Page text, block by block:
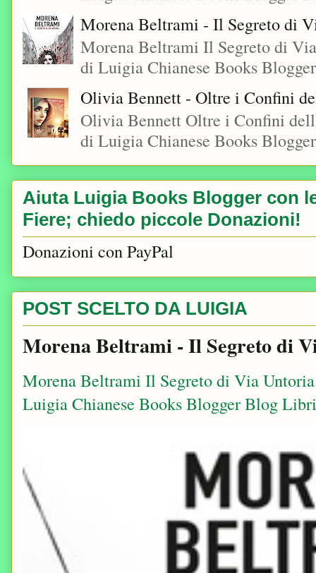
Morena Beltrami - Il Segreto di
Morena Beltrami Il Segreto di
di Luigia Chianese Books
Olivia Bennett - Oltre i Confini
Olivia Bennett Oltre i Confini
di Luigia Chianese Books
Aiuta Luigia Books Blogger con
Fiere; chiedo piccole Donazioni!
Donazioni con PayPal
POST SCELTO DA LUIGIA
Morena Beltrami - Il Segreto di
Morena Beltrami Il Segreto di Via
Luigia Chianese Books Blogger Blog